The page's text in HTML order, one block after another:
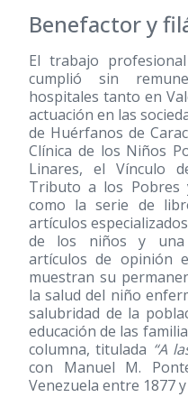
Benefactor y
El trabajo
cumplió sin
hospitales tanto en
actuación en las
de Huérfanos de
Clínica de los Niños
Linares, el Vínculo
Tributo a los
como la serie de
artículos
de los niños y una
artículos de opinión
muestran su
la salud del niño
salubridad de la
educación de las
columna, titulada “A
con Manuel M.
Venezuela entre 1877 y